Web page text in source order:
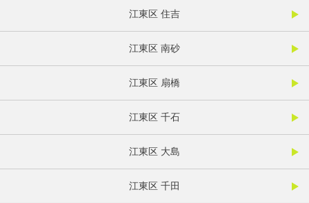
江東区 住吉
江東区 南砂
江東区 扇橋
江東区 千石
江東区 大島
江東区 千田